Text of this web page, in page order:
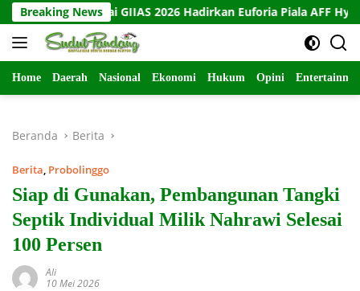
Langsung
ke
konten
Breaking News
Booth Hyundai GIIAS 2026 Hadirkan Euforia Piala AFF Hyundai
Home Daerah Nasional Ekonomi Hukum Opini
Beranda Berita
Berita, Probolinggo
Siap di Gunakan, Pembangunan Tangki
Septik Individual Milik Nahrawi Selesai
100 Persen
Ali
10 Mei 2026